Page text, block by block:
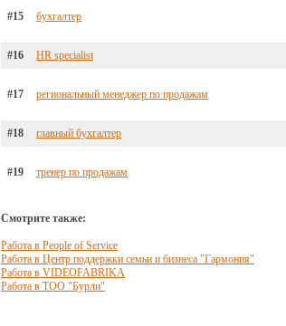
#15 бухгалтер
#16 HR specialist
#17 региональный менеджер по продажам
#18 главный бухгалтер
#19 тренер по продажам
Смотрите также:
Работа в People of Service
Работа в Центр поддержки семьи и бизнеса "Гармония"
Работа в VIDEOFABRIKA
Работа в ТОО "Бурли"